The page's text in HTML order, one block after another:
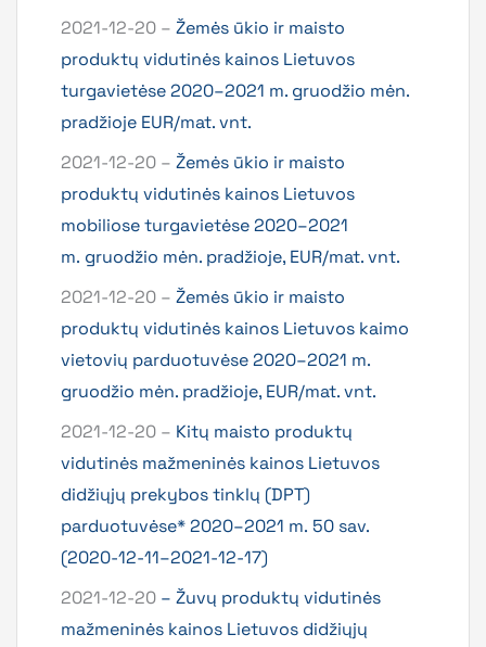
2021-12-20 – Žemės ūkio ir maisto
produktų vidutinės kainos Lietuvos
turgavietėse 2020–2021 m. gruodžio mėn.
pradžioje EUR/mat. vnt.
2021-12-20 – Žemės ūkio ir maisto
produktų vidutinės kainos Lietuvos
mobiliose turgavietėse 2020–2021
m. gruodžio mėn. pradžioje, EUR/mat. vnt.
2021-12-20 – Žemės ūkio ir maisto
produktų vidutinės kainos Lietuvos kaimo
vietovių parduotuvėse 2020–2021 m.
gruodžio mėn. pradžioje, EUR/mat. vnt.
2021-12-20 – Kitų maisto produktų
vidutinės mažmeninės kainos Lietuvos
didžiųjų prekybos tinklų (DPT)
parduotuvėse* 2020–2021 m. 50 sav.
(2020-12-11–2021-12-17)
2021-12-20 – Žuvų produktų vidutinės
mažmeninės kainos Lietuvos didžiųjų